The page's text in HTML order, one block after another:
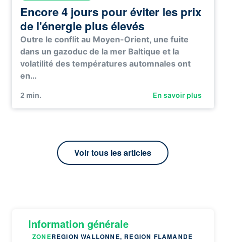
Encore 4 jours pour éviter les prix
de l'énergie plus élevés
Outre le conflit au Moyen-Orient, une fuite
dans un gazoduc de la mer Baltique et la
volatilité des températures automnales ont
en…
2 min. En savoir plus
Voir tous les articles
Information générale
ZONEREGION WALLONNE, REGION FLAMANDE